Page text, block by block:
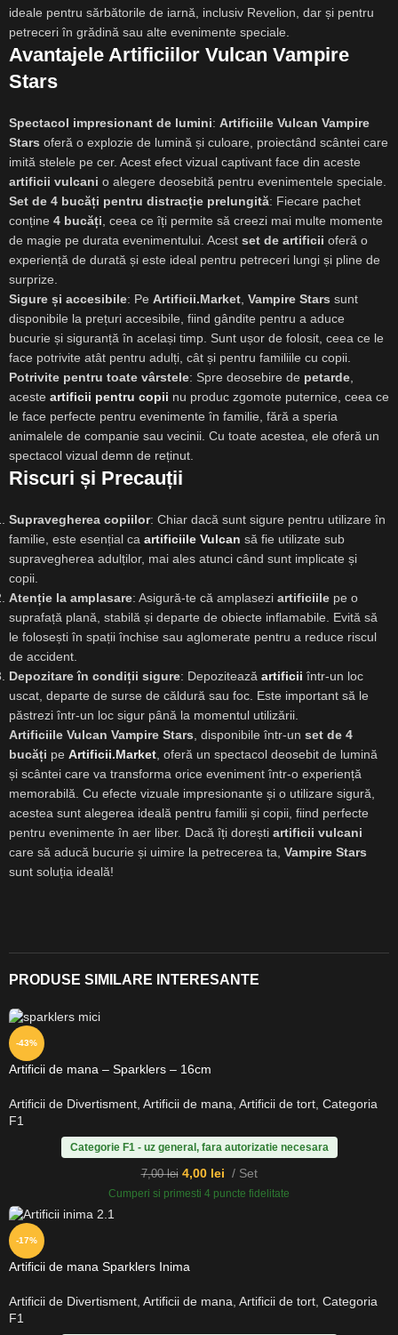
ideale pentru sărbătorile de iarnă, inclusiv Revelion, dar și pentru
petreceri în grădină sau alte evenimente speciale
Avantajele Artificiilor Vulcan Vampire
Stars
Spectacol impresionant de lumini: Artificiile Vulcan Vampire
Stars oferă o explozie de lumină și culoare, proiectând scântei care
imită stelele pe cer. Acest efect vizual captivant face din aceste
artificii vulcani o alegere deosebită pentru evenimentele speciale.
Set de 4 bucăți pentru distracție prelungită: Fiecare pachet
conține 4 bucăți , ceea ce îți permite să creezi mai multe momente
de magie pe durata evenimentului. Acest set de artificii oferă o
experiență de durată și este ideal pentru petreceri lungi și pline de
surprize.
Sigure și accesibile: Pe Artificii.Market Vampire Stars sunt
disponibile la prețuri accesibile, fiind gândite pentru a aduce
bucurie și siguranță în același timp. Sunt ușor de folosit, ceea ce le
face potrivite atât pentru adulți, cât și pentru familiile cu copii
Potrivite pentru toate vârstele: Spre deosebire de petarde
aceste artificii pentru copii nu produc zgomote puternice, ceea ce
le face perfecte pentru evenimente în familie, fără a speria
animalele de companie sau vecinii. Cu toate acestea, ele oferă un
spectacol vizual demn de reținut.
Riscuri și Precauții
Supravegherea copiilor: Chiar dacă sunt sigure pentru utilizare în
familie, este esențial ca artificiile Vulcan să fie utilizate sub
supravegherea adulților, mai ales atunci când sunt implicate și
copii.
Atenție la amplasare: Asigură-te că amplasezi artificiile pe o
suprafață plană, stabilă și departe de obiecte inflamabile. Evită să
le folosești în spații închise sau aglomerate pentru a reduce riscul
de accident.
Depozitare în condiții sigure: Depozitează artificii într-un loc
uscat, departe de surse de căldură sau foc. Este important să le
păstrezi într-un loc sigur până la momentul utilizării.
Artificiile Vulcan Vampire Stars , disponibile într-un set de 4
bucăți pe Artificii.Market , oferă un spectacol deosebit de lumină
și scântei care va transforma orice eveniment într-o experiență
memorabilă. Cu efecte vizuale impresionante și o utilizare sigură,
acestea sunt alegerea ideală pentru familii și copii, fiind perfecte
pentru evenimente în aer liber. Dacă îți dorești artificii vulcani
care să aducă bucurie și uimire la petrecerea ta, Vampire Stars
sunt soluția ideală!
PRODUSE SIMILARE INTERESANTE
-43%
Artificii de mana – Sparklers – 16cm
Artificii de Divertisment Artificii de mana Artificii de tort Categoria
F1
Categorie F1 - uz general, fara autorizatie necesara
7,00lei 4,00 lei Set
Cumperi si primesti 4 puncte fidelitate
-17%
Artificii de mana Sparklers Inima
Artificii de Divertisment Artificii de mana Artificii de tort Categoria
F1